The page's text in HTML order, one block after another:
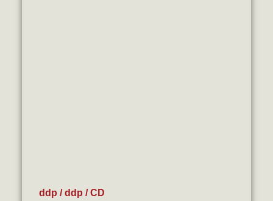
ddp / ddp / CD